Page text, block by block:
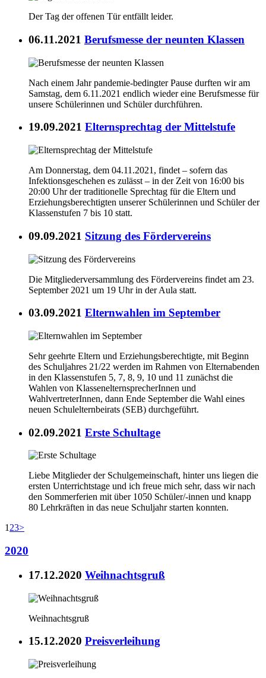
Der Tag der offenen Tür entfällt leider.
06.11.2021 Berufsmesse der neunten Klassen
Nach einem Jahr pandemie-bedingter Pause durften wir am
Samstag, dem 6.11.2021 endlich wieder eine Berufsmesse für
unsere Schülerinnen und Schüler durchführen.
19.09.2021 Elternsprechtag der Mittelstufe
Am Donnerstag, dem 04.11.2021, findet – sofern das
Infektionsgeschehen es zulässt – in der Zeit von 16:00 bis
20:00 Uhr der traditionelle Sprechtag für die Eltern und
Erziehungsberechtigten unserer Schülerinnen und Schüler der
Klassenstufen 7 bis 10 statt.
09.09.2021 Sitzung des Fördervereins
Die Mitgliederversammlung des Fördervereins findet am 23.
September 2021 um 19 Uhr in der Aula statt.
03.09.2021 Elternwahlen im September
Sehr geehrte Eltern und Erziehungsberechtigte, mit Beginn
des Schuljahres 21/22 werden im Rahmen von Elternabenden
in den Klassenstufen 5, 7, 8, 9, 10 und 11 zunächst die
Wahlen von KlassenelternsprecherInnen und
WahlvertreterInnen, dann Ende September die Wahl eines
neuen Schulelternbeirats (SEB) durchgeführt.
02.09.2021 Erste Schultage
Liebe Mitglieder der Schulgemeinschaft, hinter uns liegen die
ersten Unterrichtstage und ich freue mich sehr, dass wir nach
den Sommerferien mit über 1050 Schüler/-innen und knapp
80 Lehrkräften in das neue Schuljahr starten konnten.
123>
2020
17.12.2020 Weihnachtsgruß
Weihnachtsgruß
15.12.2020 Preisverleihung